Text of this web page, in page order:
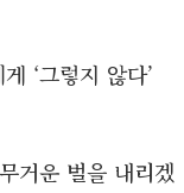
‘그렇지 않다’
거운 벌을 내리겠